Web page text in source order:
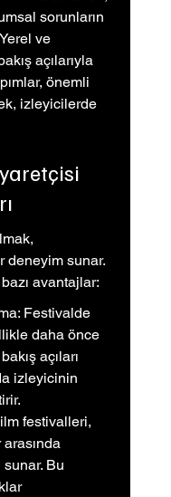
sorunların
ve
açılarıyla
önemli
izleyicilerde
deneyim sunar.
avantajlar:
Festivalde
daha önce
açıları
izleyicinin
festivalleri,
sunar. Bu